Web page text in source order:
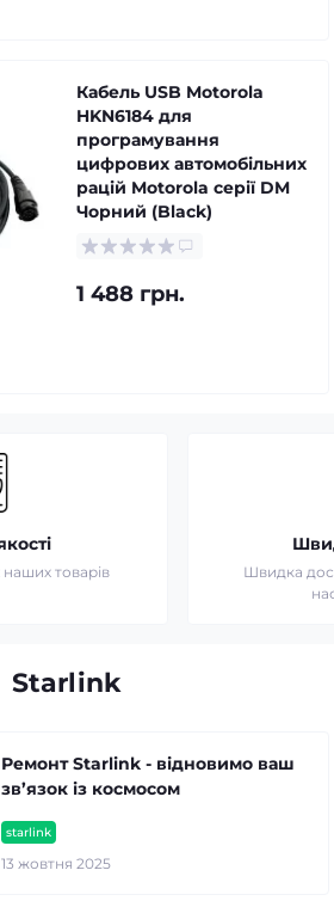
Кабель USB Motorola
HKN6184 для
програмування
цифрових автомобільних
рацій Motorola серії DM
Чорний (Black)
1 488 грн.
наших товарів
Швидка
Starlink
starlink
13 жовтня 2025
Ремонт Starlink - відновимо ваш
зв’язок із космосом